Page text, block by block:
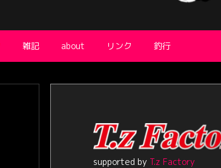
雑記 about リンク 釣行
supported by T.z Factory